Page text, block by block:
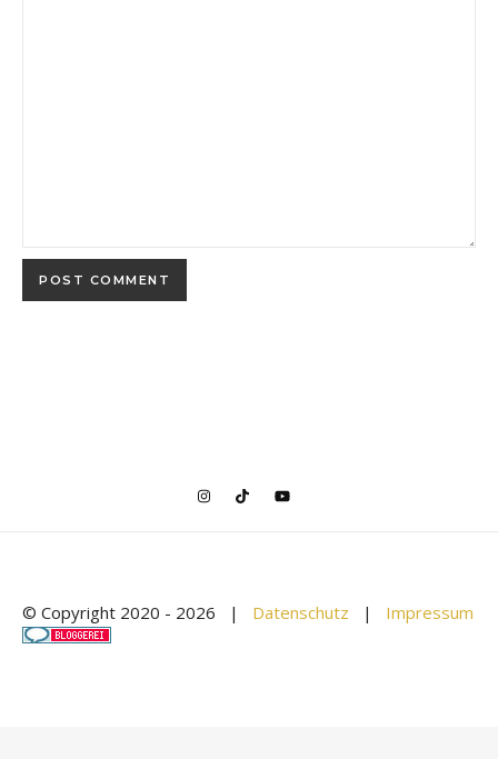
© Copyright 2020 - 2026 | Datenschutz | Impressum